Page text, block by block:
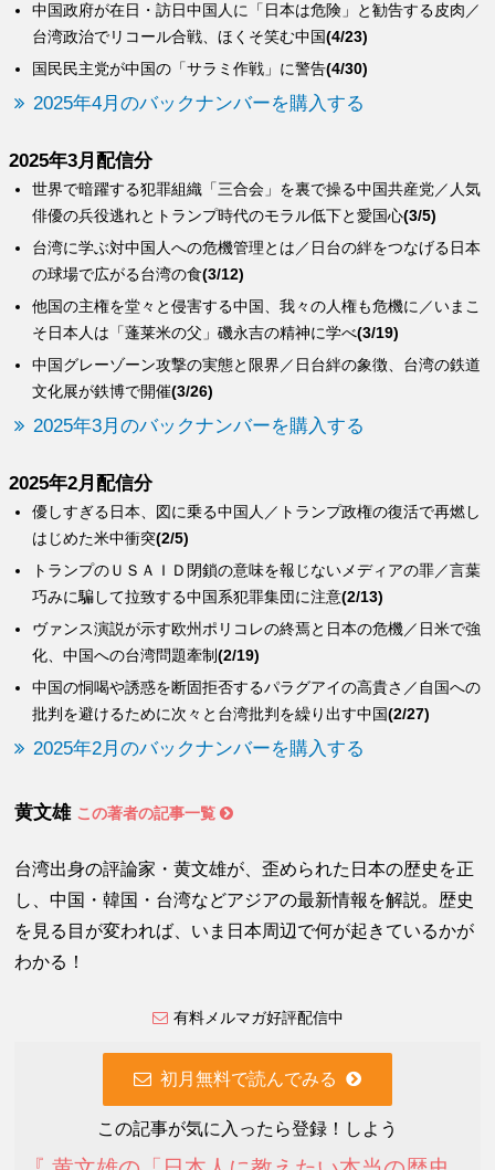
国民民主党が中国の「サラミ作戦」に警告(4/30)
中国政府が在日・訪日中国人に「日本は危険」と勧告する皮肉／
台湾政治でリコール合戦、ほくそ笑む中国(4/23)
2025年4月のバックナンバーを購入する
2025年3月配信分
中国グレーゾーン攻撃の実態と限界／日台絆の象徴、台湾の鉄道
文化展が鉄博で開催(3/26)
他国の主権を堂々と侵害する中国、我々の人権も危機に／いまこ
そ日本人は「蓬莱米の父」磯永吉の精神に学べ(3/19)
台湾に学ぶ対中国人への危機管理とは／日台の絆をつなげる日本
の球場で広がる台湾の食(3/12)
世界で暗躍する犯罪組織「三合会」を裏で操る中国共産党／人気
俳優の兵役逃れとトランプ時代のモラル低下と愛国心(3/5)
2025年3月のバックナンバーを購入する
2025年2月配信分
中国の恫喝や誘惑を断固拒否するパラグアイの高貴さ／自国への
批判を避けるために次々と台湾批判を繰り出す中国(2/27)
ヴァンス演説が示す欧州ポリコレの終焉と日本の危機／日米で強
化、中国への台湾問題牽制(2/19)
トランプのＵＳＡＩＤ閉鎖の意味を報じないメディアの罪／言葉
巧みに騙して拉致する中国系犯罪集団に注意(2/13)
優しすぎる日本、図に乗る中国人／トランプ政権の復活で再燃し
はじめた米中衝突(2/5)
2025年2月のバックナンバーを購入する
黄文雄 この著者の記事一覧
台湾出身の評論家・黄文雄が、歪められた日本の歴史を正
し、中国・韓国・台湾などアジアの最新情報を解説。歴史
を見る目が変われば、いま日本周辺で何が起きているかが
わかる！
有料メルマガ好評配信中
初月無料で読んでみる
この記事が気に入ったら登録！しよう